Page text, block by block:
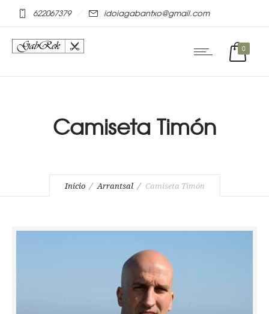
622067379 idoiagabantxo@gmail.com
0
Camiseta Timón
Inicio Arrantsal Camiseta Timón